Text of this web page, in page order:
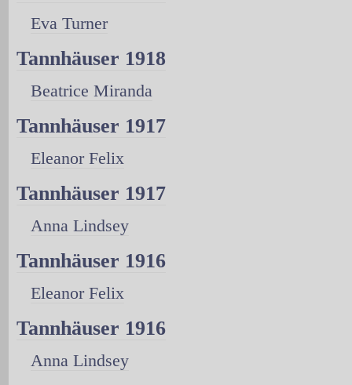
Eva Turner
Tannhäuser 1918
Beatrice Miranda
Tannhäuser 1917
Eleanor Felix
Tannhäuser 1917
Anna Lindsey
Tannhäuser 1916
Eleanor Felix
Tannhäuser 1916
Anna Lindsey